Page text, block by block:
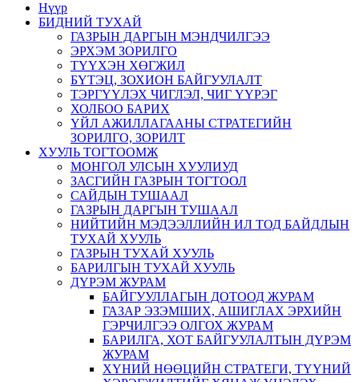
Нүүр
БИДНИЙ ТУХАЙ
ГАЗРЫН ДАРГЫН МЭНДЧИЛГЭЭ
ЭРХЭМ ЗОРИЛГО
ТҮҮХЭН ХӨГЖИЛ
БҮТЭЦ, ЗОХИОН БАЙГУУЛАЛТ
ТЭРГҮҮЛЭХ ЧИГЛЭЛ, ЧИГ ҮҮРЭГ
ХОЛБОО БАРИХ
ҮЙЛ АЖИЛЛАГААНЫ СТРАТЕГИЙН
ЗОРИЛГО, ЗОРИЛТ
ХУУЛЬ ТОГТООМЖ
МОНГОЛ УЛСЫН ХУУЛИУД
ЗАСГИЙН ГАЗРЫН ТОГТООЛ
САЙДЫН ТУШААЛ
ГАЗРЫН ДАРГЫН ТУШААЛ
НИЙТИЙН МЭДЭЭЛЛИЙН ИЛ ТОД БАЙДЛЫН
ТУХАЙ ХУУЛЬ
ГАЗРЫН ТУХАЙ ХУУЛЬ
БАРИЛГЫН ТУХАЙ ХУУЛЬ
ДҮРЭМ ЖУРАМ
БАЙГУУЛЛАГЫН ДОТООД ЖУРАМ
ГАЗАР ЭЗЭМШИХ, АШИГЛАХ ЭРХИЙН
ГЭРЧИЛГЭЭ ОЛГОХ ЖУРАМ
БАРИЛГА, ХОТ БАЙГУУЛАЛТЫН ДҮРЭМ
ЖУРАМ
ХҮНИЙ НӨӨЦИЙН СТРАТЕГИ, ТҮҮНИЙ